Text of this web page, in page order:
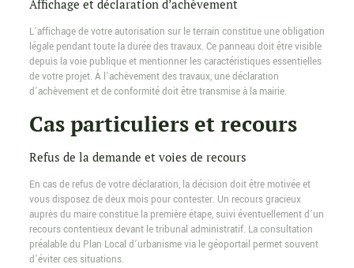
Affichage et déclaration d’achèvement
L’affichage de votre autorisation sur le terrain constitue une obligation
légale pendant toute la durée des travaux. Ce panneau doit être visible
depuis la voie publique et mentionner les caractéristiques essentielles
de votre projet. À l’achèvement des travaux, une déclaration
d’achèvement et de conformité doit être transmise à la mairie.
Cas particuliers et recours
Refus de la demande et voies de recours
En cas de refus de votre déclaration, la décision doit être motivée et
vous disposez de deux mois pour contester. Un recours gracieux
auprès du maire constitue la première étape, suivi éventuellement d’un
recours contentieux devant le tribunal administratif. La consultation
préalable du Plan Local d’urbanisme via le géoportail permet souvent
d’éviter ces situations.